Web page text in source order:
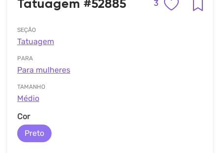
Tatuagem #52885 3
SEÇÃO
Tatuagem
PARA
Para mulheres
TAMANHO
Médio
Cor
Preto